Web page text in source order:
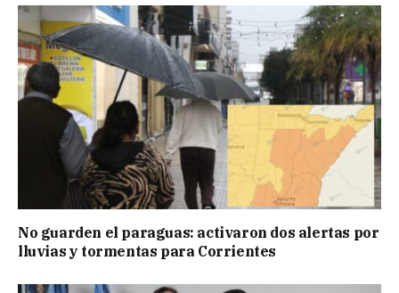
No guarden el paraguas: activaron dos alertas por
lluvias y tormentas para Corrientes